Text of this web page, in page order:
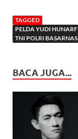
TAGGED
PELDA YUDI
TNI POLRI
BACA JUGA...